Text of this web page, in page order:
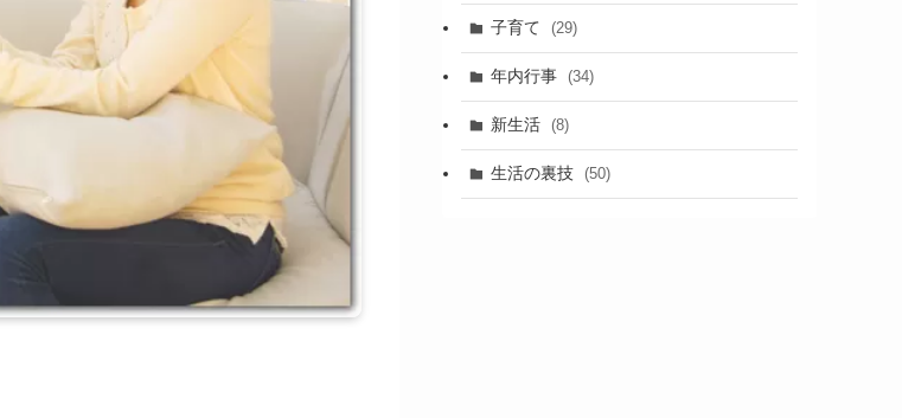
子育て (29)
年内行事 (34)
新生活 (8)
生活の裏技 (50)